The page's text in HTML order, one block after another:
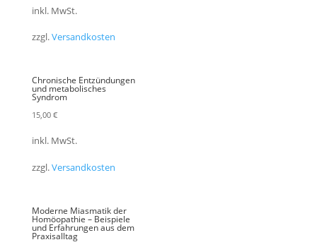
inkl. MwSt.
zzgl.Versandkosten
Chronische Entzündungen
und metabolisches
Syndrom
15,00 €
inkl. MwSt.
zzgl.Versandkosten
Moderne Miasmatik der
Homöopathie – Beispiele
und Erfahrungen aus dem
Praxisalltag